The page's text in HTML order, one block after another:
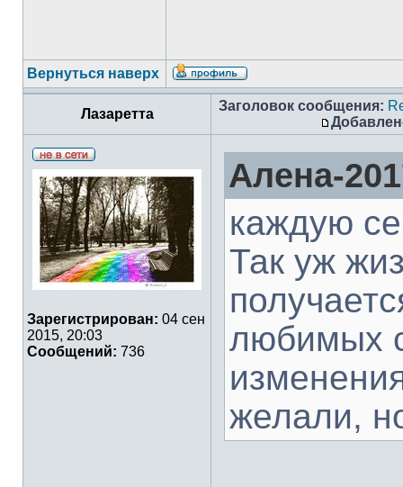
Вернуться наверх
Лазаретта
Заголовок сообщения:
Зарегистрирован: 04 сен
2015, 20:03
Сообщений: 736
Алена-
каждую
Так уж
любимых
желали,